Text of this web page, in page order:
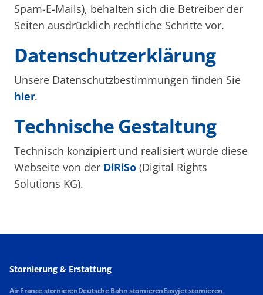
Spam-E-Mails), behalten sich die Betreiber der
Seiten ausdrücklich rechtliche Schritte vor.
Datenschutzerklärung
Unsere Datenschutzbestimmungen finden Sie
hier.
Technische Gestaltung
Technisch konzipiert und realisiert wurde diese
Webseite von der DiRiSo(Digital Rights
Solutions KG).
Stornierung & Erstattung
Air France stornierenDeutsche Bahn stornierenEasyjet stornieren